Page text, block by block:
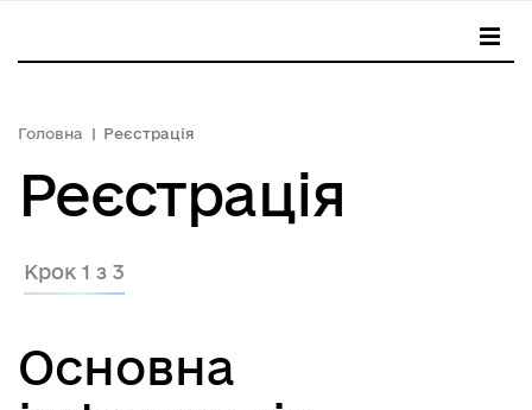
Головна Реєстрація
Реєстрація
Крок 1 з 3
Основна